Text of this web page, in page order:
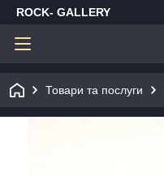
ROCK- GALLERY
Товари та послуги